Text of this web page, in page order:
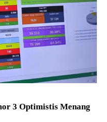
3 Optimistis Menang